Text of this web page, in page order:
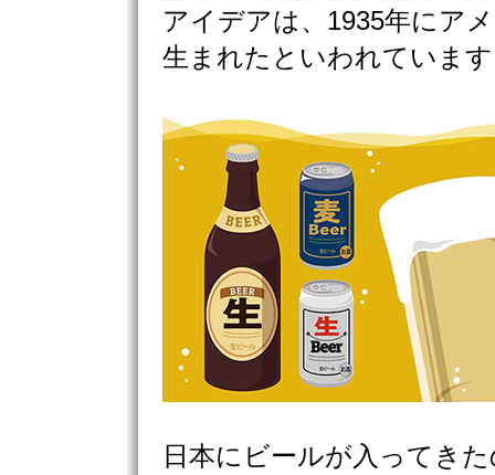
アイデアは、1935年にア
生まれたといわれていま
日本にビールが入ってき